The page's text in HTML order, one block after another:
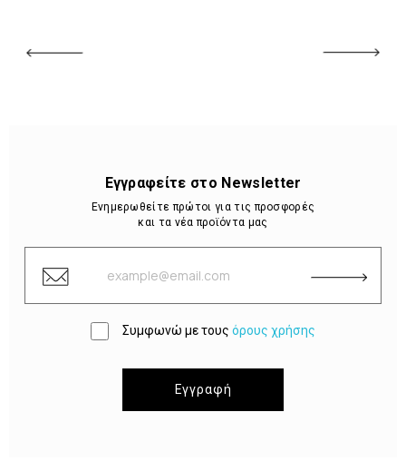
Εγγραφείτε στο Newsletter
Ενημερωθείτε πρώτοι για τις προσφορές
και τα νέα προϊόντα μας
Συμφωνώ με τους όρους χρήσης
Εγγραφή